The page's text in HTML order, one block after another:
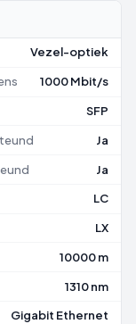
Vezel-optiek
1000 Mbit/s
SFP
Ja
Ja
LC
LX
10000 m
1310 nm
Gigabit Ethernet